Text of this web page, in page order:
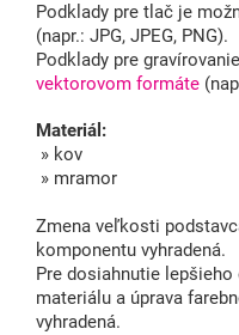
Podklady pre tlač je
(napr.: JPG, JPEG, PNG).
Podklady pre
vektorovom formáte
Materiál:
» kov
» mramor
Zmena veľkosti
komponentu vyhradená.
Pre dosiahnutie
materiálu a úprava
vyhradená.